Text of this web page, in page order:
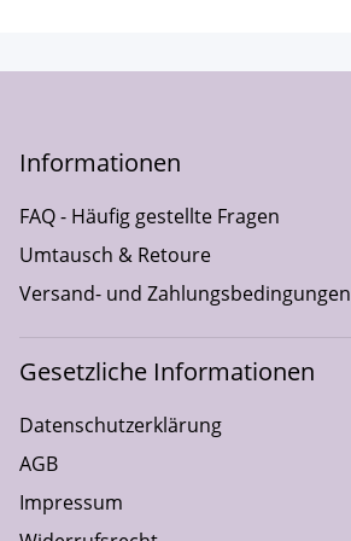
Informationen
FAQ - Häufig gestellte Fragen
Umtausch & Retoure
Versand- und Zahlungsbedingungen
Gesetzliche Informationen
Datenschutzerklärung
AGB
Impressum